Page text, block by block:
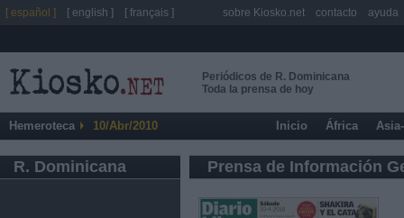
Periódicos de R. Dominicana
Toda la prensa de hoy
Hemeroteca 10/Abr/2010 Inicio África
R. Dominicana Prensa de Información
[ español ] [ english ] [ français ] sobre Kiosko.net contacto ayuda